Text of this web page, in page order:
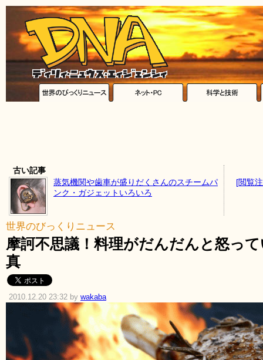
古い記事
蒸気機関や歯車が盛りだくさんのスチームパ
ンク・ガジェットいろいろ
[閲覧
世界のびっくりニュース
摩訶不思議！料理がだんだんと怒っ
真
2010.12.20 23:32 by wakaba